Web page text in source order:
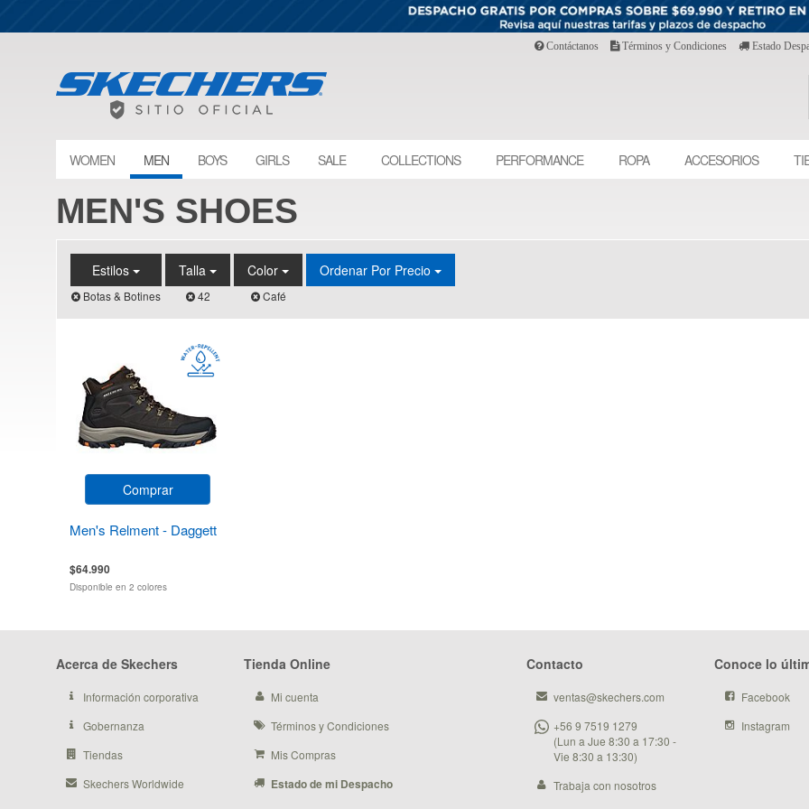
Contáctanos Términos y Condiciones Estado
WOMEN MEN BOYS GIRLS SALE COLLECTIONS PERFORMANCE ROPA ACCESORIOS
MEN'S SHOES
Estilos
Botas & Botines
Talla
42
Color
Café
Ordenar Por Precio
Comprar
Men's Relment - Daggett
$64.990
Disponible en 2 colores
Acerca de Skechers
Información corporativa
Gobernanza
Tiendas
Skechers Worldwide
Tienda Online
Mi cuenta
Términos y Condiciones
Mis Compras
Estado de mi Despacho
Contacto
ventas@skechers.com
+56 9 7519 1279
(Lun a Jue 8:30 a 17:30 -
Vie 8:30 a 13:30)
Trabaja con nosotros
Conoce lo
Facebook
Instagram